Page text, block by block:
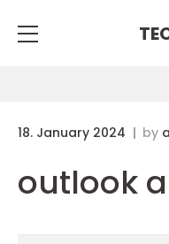
18. January 2024 by
outlook